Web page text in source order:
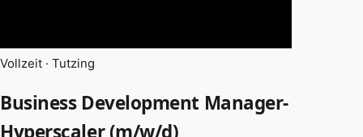
Vollzeit · Tutzing
Business Development Manager-
Hyperscaler (m/w/d)